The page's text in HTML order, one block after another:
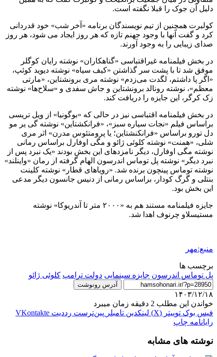
دلیل آن جوک را قبلا نگفته است.
کولبرت همچنین از تیم نویسندگان برنامه «آخر شب» خود قدردانی
کرد و گفت آنها با وجود جهنم تازه که هر روز ایجاد می شود، هر روز
صدای زیبایی را به وجود آورند.
در بخش فیلمنامه غیراقتباسی «گناهکاران» نوشته رایان کوگلر
موفق شد تا با پشت سر گذاشتن «کیف سیاه» نوشته دیوید کوئپ،
«اگر پا داشتم، لگدت می‌زدم» نوشته مری برونشتاین، «مارتی
معظم»، نوشته رونالد برونشتاین و جاش سفدی و «سلاح‌ها» نوشته
زک کرگر، این جایزه را دریافت کند.
در بخش فیلمنامه اقتباسی نیز در حالی که «بوگونیا» از ویل تریسی
براساس فیلم «نجات سیاره سبز»، «فرانکشتاین» نوشته گی یر مو
دل تورو براساس «فرانکنشتاین؛ یا پرومتئوس مدرن» اثر مری
شلی، «همنت» نوشته کلوئی ژائو و مگی اوفارل براساس رمانی
نوشته مگی اوفارل، دیگر نامزدهای این بخش بودند «یک نبرد پس از
نبرد دیگر» نوشته پل توماس اندرسون الهام گرفته از رمان «واینلند»
نوشته توماس پینچون برنده شد. «رویاهای قطار» نوشته کلینت
بنتلی و گرگ کودار، براساس رمانی از دنیس جانسون دیگر مدعی
این بخش بود.
جایزه فیلمنامه مستند هم به «۲۰۰۰ متر تا آندریوکا» نوشته
مستیسلاو چرنوف اهدا شد.
منبع:مهر
برچسب ها
پل توماس اندرسون جایزه سینمایی دولت ترامپ کلوئی ژائو
آدرس رونوشت
۱۴۰۳/۱۲/۱۸
خواندن این مطلب 2 دقیقه زمان میبرد
فیس بوک توییتر (X) لینکدین ‫تامبلر ‫پین‌ترست ‫رددیت ‫VKontakte
رایانامه چاپ
نوشته های مشابه